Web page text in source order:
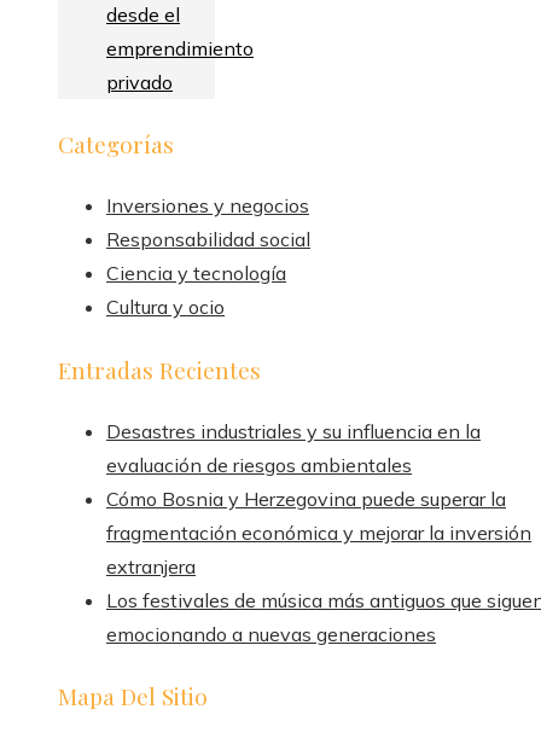
desde el
emprendimiento
privado
Categorías
Inversiones y negocios
Responsabilidad social
Ciencia y tecnología
Cultura y ocio
Entradas Recientes
Desastres industriales y su influencia en la
evaluación de riesgos ambientales
Cómo Bosnia y Herzegovina puede superar la
fragmentación económica y mejorar la inversión
extranjera
Los festivales de música más antiguos que
emocionando a nuevas generaciones
Mapa Del Sitio